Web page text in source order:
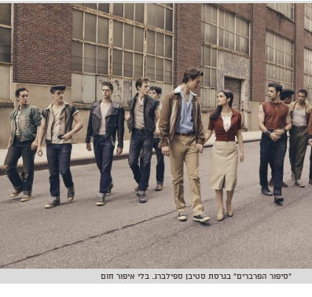
"סיפור הפרברים" בגרסת סטיבן ספילברג. בלי איפור חום